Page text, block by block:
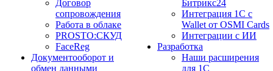
Договор
сопровождения
Работа в облаке
PROSTO:СКУД
FaceReg
Документооборот и
обмен данными
Битрикс24
Интеграция 1С с
Wallet от OSMI Cards
Интеграции с ИИ
Разработка
Наши расширения
для 1С